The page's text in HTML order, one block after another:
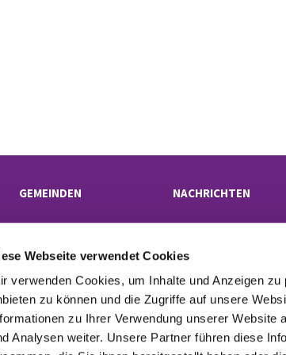
Webseite verwendet Cookies
verwenden Cookies, um Inhalte und Anzeigen
zu können und die Zugriffe auf unsere
zu Ihrer Verwendung unserer Website
Analysen weiter. Unsere Partner führen diese
GEMEINDEN NACHRICHTEN
·